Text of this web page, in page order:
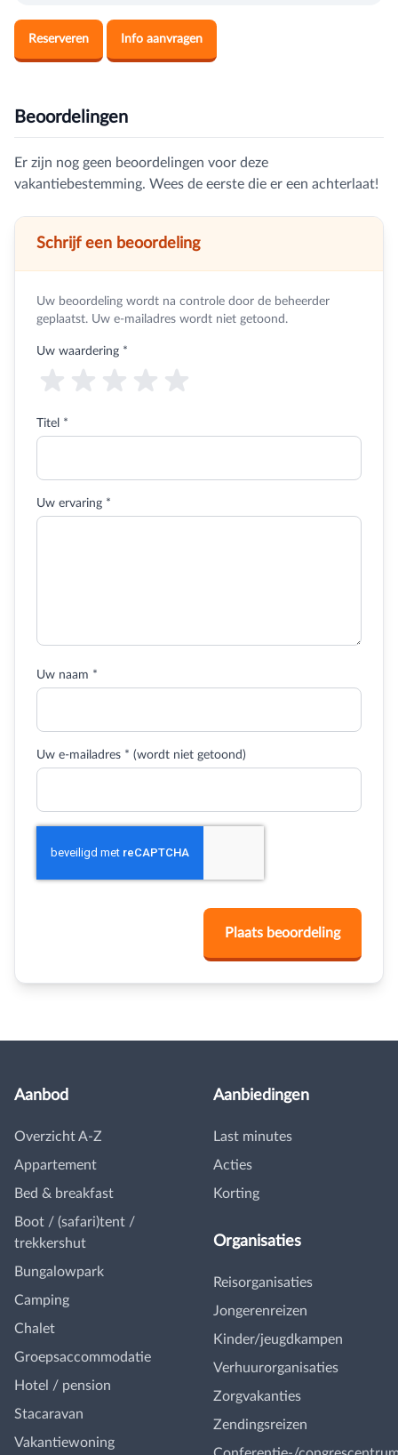
Reserveren Info aanvragen
Beoordelingen
Er zijn nog geen beoordelingen voor deze
vakantiebestemming. Wees de eerste die er een achterlaat!
Schrijf een beoordeling
Uw beoordeling wordt na controle door de beheerder
geplaatst. Uw e-mailadres wordt niet getoond.
Uw waardering *
Titel *
Uw ervaring *
Uw naam *
Uw e-mailadres * (wordt niet getoond)
Aanbod
Overzicht A-Z
Appartement
Bed & breakfast
Boot / (safari)tent /
trekkershut
Bungalowpark
Camping
Chalet
Groepsaccommodatie
Hotel / pension
Stacaravan
Vakantiewoning
Aanbiedingen
Last minutes
Acties
Korting
Organisaties
Reisorganisaties
Jongerenreizen
Kinder/jeugdkampen
Verhuurorganisaties
Zorgvakanties
Zendingsreizen